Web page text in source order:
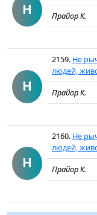
Н
Прайор К.
Н
2159. Не
людей,
Прайор К.
Н
2160. Не
людей,
Прайор К.